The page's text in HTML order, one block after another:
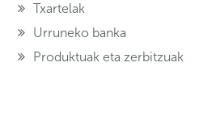
Txartelak
Urruneko banka
Produktuak eta zerbitzuak